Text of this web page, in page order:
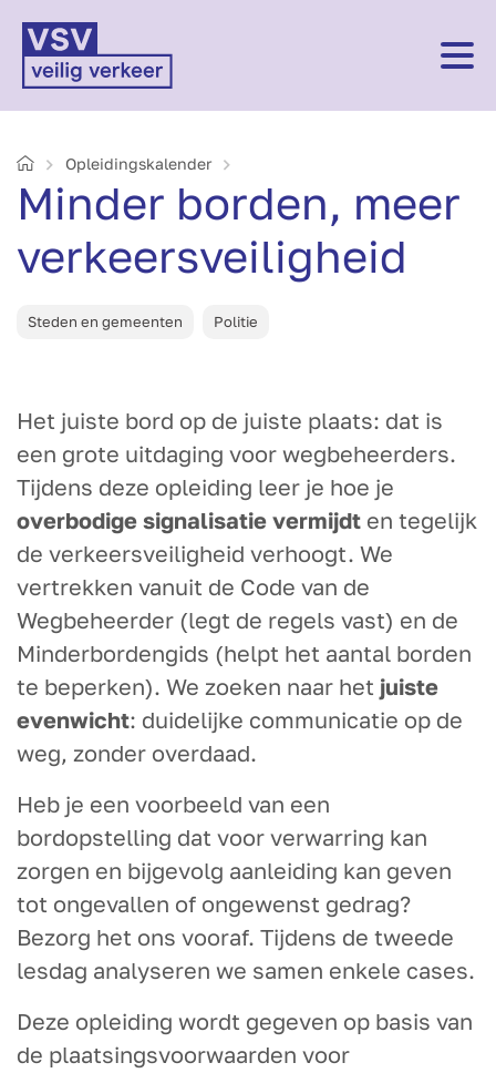
HomeOpleidings­kalender
Minder borden, meer
verkeersveiligheid
Steden en gemeenten Politie
Het juiste bord op de juiste plaats: dat is
een grote uitdaging voor wegbeheerders.
Tijdens deze opleiding leer je hoe je
overbodige signalisatie vermijdt en tegelijk
de verkeersveiligheid verhoogt. We
vertrekken vanuit de Code van de
Wegbeheerder (legt de regels vast) en de
Minderbordengids (helpt het aantal borden
te beperken). We zoeken naar het juiste
evenwicht: duidelijke communicatie op de
weg, zonder overdaad.
Heb je een voorbeeld van een
bordopstelling dat voor verwarring kan
zorgen en bijgevolg aanleiding kan geven
tot ongevallen of ongewenst gedrag?
Bezorg het ons vooraf. Tijdens de tweede
lesdag analyseren we samen enkele cases.
Deze opleiding wordt gegeven op basis van
de plaatsingsvoorwaarden voor